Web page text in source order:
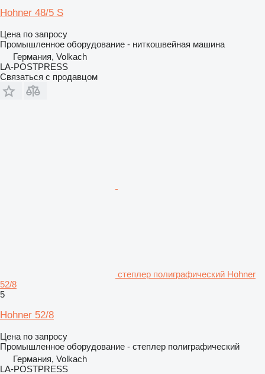
Hohner 48/5 S
Цена по запросу
Промышленное оборудование - ниткошвейная машина
Германия, Volkach
LA-POSTPRESS
Связаться с продавцом
степлер полиграфический Hohner
52/8
5
Hohner 52/8
Цена по запросу
Промышленное оборудование - степлер полиграфический
Германия, Volkach
LA-POSTPRESS